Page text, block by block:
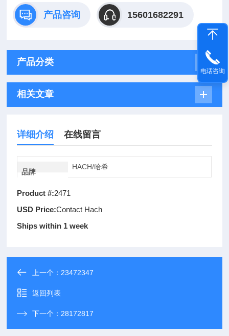
产品咨询 15601682291
产品分类
相关文章
详细介绍 在线留言
品牌
HACH/哈希
Product #:2471
USD Price:Contact Hach
Ships within 1 week
上一个： 23472347
返回列表
下一个： 28172817
电话咨询